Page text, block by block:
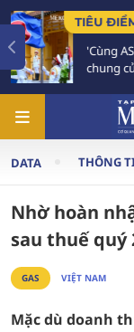
tạo tương lai
DATA THÔNG
Nhờ hoàn
sau thuế quý
GAS VIỆT NAM
Mặc dù doanh